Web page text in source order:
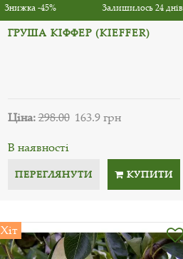
Знижка -45% Залишилось 24 днів
ГРУША КІФФЕР (KIEFFER)
Ціна:298.00 163.9 грн
В наявності
ПЕРЕГЛЯНУТИ КУПИТИ
Хіт